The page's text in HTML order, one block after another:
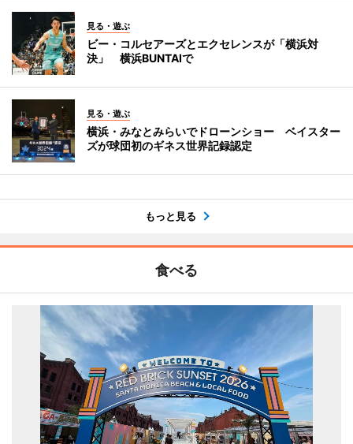
見る・遊ぶ
ビー・コルセアーズとエクセレンスが「横浜対
決」 横浜BUNTAIで
見る・遊ぶ
横浜・みなとみらいでドローンショー ベイスター
ズが球団初のギネス世界記録認定
もっと見る
食べる